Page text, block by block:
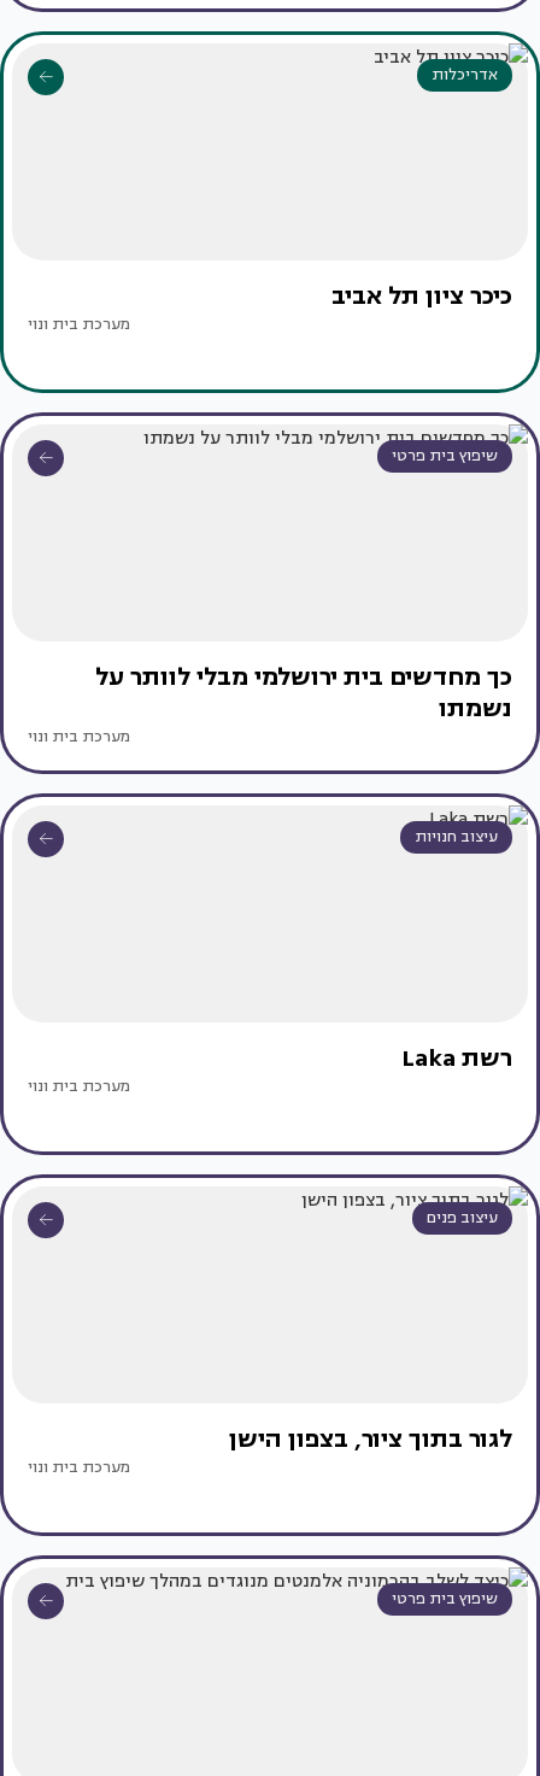
אדריכלות
כיכר ציון תל אביב
מערכת בית ונוי
שיפוץ בית פרטי
כך מחדשים בית ירושלמי מבלי לוותר על
נשמתו
מערכת בית ונוי
עיצוב חנויות
רשת Laka
מערכת בית ונוי
עיצוב פנים
לגור בתוך ציור, בצפון הישן
מערכת בית ונוי
שיפוץ בית פרטי